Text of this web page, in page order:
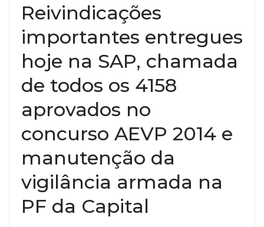
Reivindicações
importantes entregues
hoje na SAP, chamada
de todos os 4158
aprovados no
concurso AEVP 2014 e
manutenção da
vigilância armada na
PF da Capital